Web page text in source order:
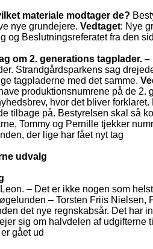
materiale modtager de?
nye grundejere. Vedtaget: Nye
og Beslutningsreferatet fra den
om 2. generations tagplader. –
Strandgårdsparkens sag
tagpladerne med det samme.
produktionsnumrene på de 2.
hvor det bliver
tilbage på. Bestyrelsen skal så
Tommy og Pernille tjekker
der lige har fået nyt tag
udvalg
– Det er ikke nogen som
– Torsten Friis Nielsen,
det nye regnskabsår. Det har
sig om halvdelen af
gået ud